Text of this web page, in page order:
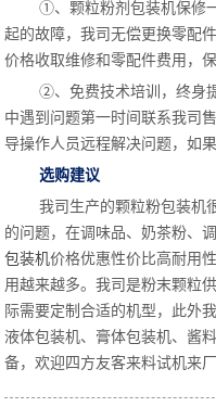
①、颗粒粉剂包装机保修
起的故障，我司无偿更换零配
价格收取维修和零配件费用，
②、免费技术培训，终身
中遇到问题第一时间联系我司
导操作人员远程解决问题，如
选购建议
我司生产的颗粒粉包装机
的问题，在调味品、奶茶粉、
包装机价格优惠性价比高耐用
用越来越多。我司是粉末颗粒
际需要定制合适的机型，此外
液体包装机、膏体包装机、酱
备，欢迎四方友客来料试机来厂